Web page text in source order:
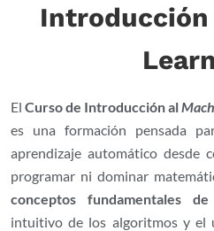
El Curso de Introducción al
es una formación pensada
aprendizaje automático desde
programar ni dominar
conceptos fundamentales
intuitivo de los algoritmos y el